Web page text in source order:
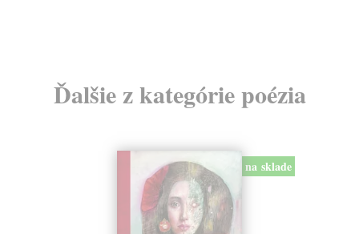
Ďalšie z kategórie poézia
na sklade